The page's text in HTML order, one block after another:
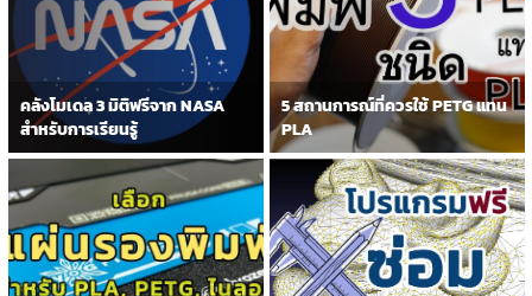
คลังโมเดล 3 มิติฟรีจาก NASA
สำหรับการเรียนรู้
5 สถานการณ์ที่ควรใช้ PETG แทน
PLA